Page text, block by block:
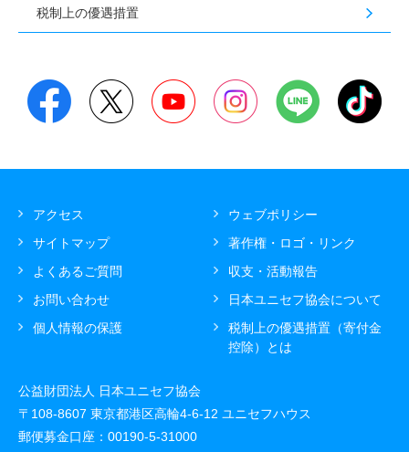
税制上の優遇措置
アクセス
サイトマップ
よくあるご質問
お問い合わせ
個人情報の保護
ウェブポリシー
著作権・ロゴ・リンク
収支・活動報告
日本ユニセフ協会について
税制上の優遇措置 （寄付金
控除）とは
公益財団法人 日本ユニセフ協会
〒108-8607 東京都港区高輪4-6-12 ユニセフハウス
郵便募金口座：00190-5-31000